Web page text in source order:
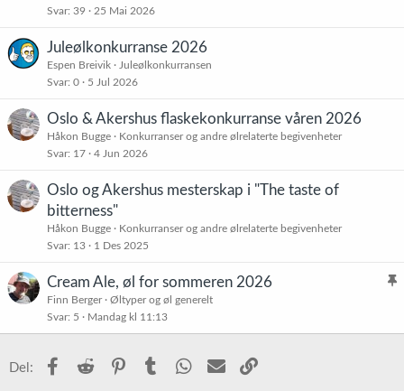
Svar 39 25 Mai 2026
Juleølkonkurranse 2026
Espen Breivik
Juleølkonkurransen
Svar 0 5 Jul 2026
Oslo & Akershus flaskekonkurranse våren 2026
Håkon Bugge
Konkurranser og andre ølrelaterte begivenheter
Svar 17 4 Jun 2026
Oslo og Akershus mesterskap i "The taste of
bitterness"
Håkon Bugge
Konkurranser og andre ølrelaterte begivenheter
Svar 13 1 Des 2025
K
s
Cream Ale, øl for sommeren 2026
Finn Berger
Øltyper og øl generelt
Svar 5 Mandag kl 11:13
Del: Facebook
Reddit PinterestTumblr WhatsApp
E-post